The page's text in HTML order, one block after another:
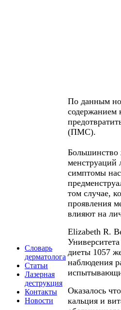
Словарь
дерматолога
Статьи
Лазерная
деструкция
Контакты
Новости
По данным
содержанием
(ПМС).
Большинство
менструаций
симптомы
том случае,
проявления
влияют на
Elizabeth R.
диеты 1057
наблюдения
Оказалось
кальция и